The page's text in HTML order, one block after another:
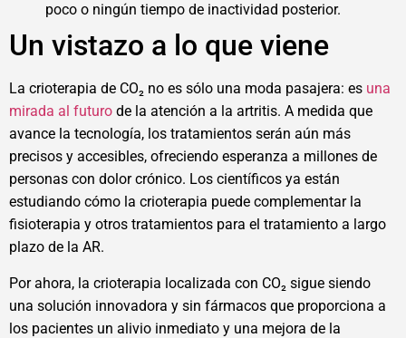
poco o ningún tiempo de inactividad posterior.
Un vistazo a lo que viene
La crioterapia de CO₂ no es sólo una moda pasajera: es una
mirada al futuro de la atención a la artritis. A medida que
avance la tecnología, los tratamientos serán aún más
precisos y accesibles, ofreciendo esperanza a millones de
personas con dolor crónico. Los científicos ya están
estudiando cómo la crioterapia puede complementar la
fisioterapia y otros tratamientos para el tratamiento a largo
plazo de la AR.
Por ahora, la crioterapia localizada con CO₂ sigue siendo
una solución innovadora y sin fármacos que proporciona a
los pacientes un alivio inmediato y una mejora de la